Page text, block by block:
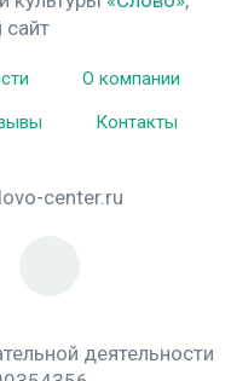
О компании
Контакты
center.ru
деятельности